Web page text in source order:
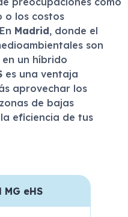
o los costos
Madrid, donde el
son
un híbrido
es una ventaja
aprovechar los
de bajas
eficiencia de tus
eHS